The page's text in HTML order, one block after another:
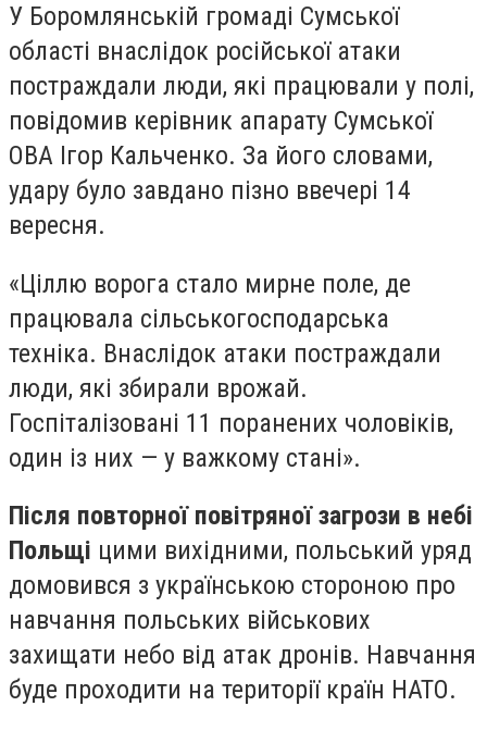
У Боромлянській громаді Сумської
області внаслідок російської атаки
постраждали люди, які працювали у полі,
повідомив керівник апарату Сумської
ОВА Ігор Кальченко. За його словами,
удару було завдано пізно ввечері 14
вересня.
«Ціллю ворога стало мирне поле, де
працювала сільськогосподарська
техніка. Внаслідок атаки постраждали
люди, які збирали врожай.
Госпіталізовані 11 поранених чоловіків,
один із них — у важкому стані».
Після повторної повітряної загрози в небі
Польщі цими вихідними, польський уряд
домовився з українською стороною про
навчання польських військових
захищати небо від атак дронів. Навчання
буде проходити на території країн НАТО.